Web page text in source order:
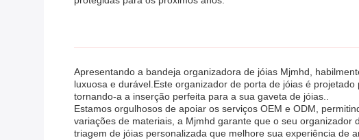
Apresentando a bandeja organizadora de jóias Mjmhd,
luxuosa e durável.Este organizador de porta de jóias é
tornando-a a inserção perfeita para a sua gaveta de jóias..
Estamos orgulhosos de apoiar os serviços OEM e ODM,
variações de materiais, a Mjmhd garante que o seu
triagem de jóias personalizada que melhore sua experiência de